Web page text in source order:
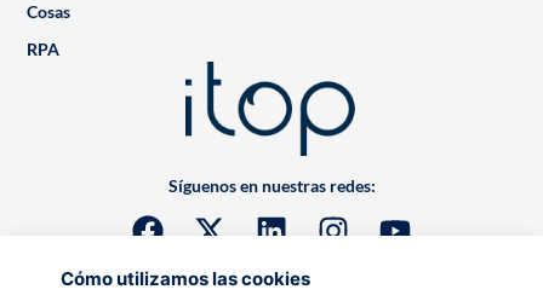
Cómo utilizamos las cookies
Síguenos en nuestras redes:
Cosas
RPA